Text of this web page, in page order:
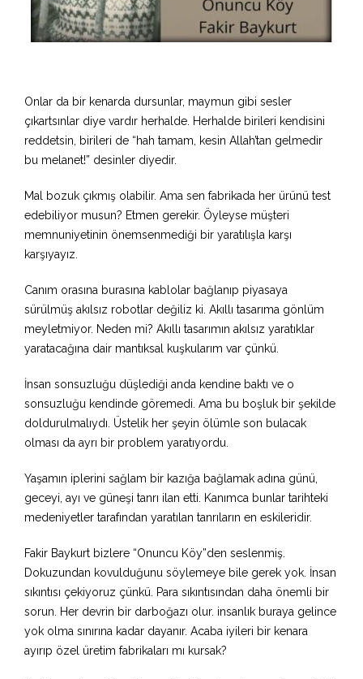
Onlar da bir kenarda dursunlar, maymun gibi sesler
çıkartsınlar diye vardır herhalde. Herhalde birileri kendisini
reddetsin, birileri de “hah tamam, kesin Allah’tan gelmedir
bu melanet!” desinler diyedir.
Mal bozuk çıkmış olabilir. Ama sen fabrikada her ürünü test
edebiliyor musun? Etmen gerekir. Öyleyse müşteri
memnuniyetinin önemsenmediği bir yaratılışla karşı
karşıyayız.
Canım orasına burasına kablolar bağlanıp piyasaya
sürülmüş akılsız robotlar değiliz ki. Akıllı tasarıma gönlüm
meyletmiyor. Neden mi? Akıllı tasarımın akılsız yaratıklar
yaratacağına dair mantıksal kuşkularım var çünkü.
İnsan sonsuzluğu düşlediği anda kendine baktı ve o
sonsuzluğu kendinde göremedi. Ama bu boşluk bir şekilde
doldurulmalıydı. Üstelik her şeyin ölümle son bulacak
olması da ayrı bir problem yaratıyordu.
Yaşamın iplerini sağlam bir kazığa bağlamak adına günü,
geceyi, ayı ve güneşi tanrı ilan etti. Kanımca bunlar tarihteki
medeniyetler tarafından yaratılan tanrıların en eskileridir.
Fakir Baykurt bizlere “Onuncu Köy”den seslenmiş.
Dokuzundan kovulduğunu söylemeye bile gerek yok. İnsan
sıkıntısı çekiyoruz çünkü. Para sıkıntısından daha önemli bir
sorun. Her devrin bir darboğazı olur. insanlık buraya gelince
yok olma sınırına kadar dayanır. Acaba iyileri bir kenara
ayırıp özel üretim fabrikaları mı kursak?